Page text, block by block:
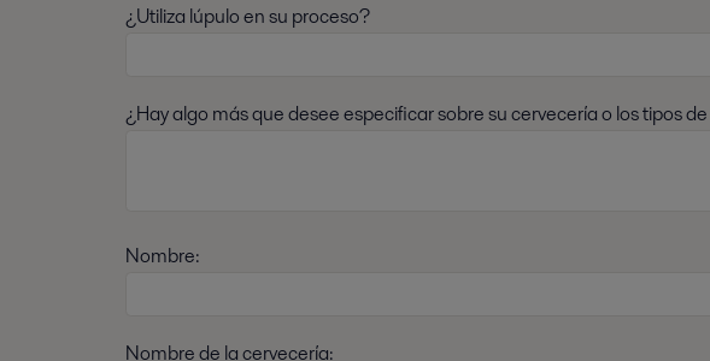
¿Utiliza lúpulo en su proceso?
¿Hay algo más que desee especificar sobre su cervecería o los tipos
Nombre:
Nombre de la cervecería: